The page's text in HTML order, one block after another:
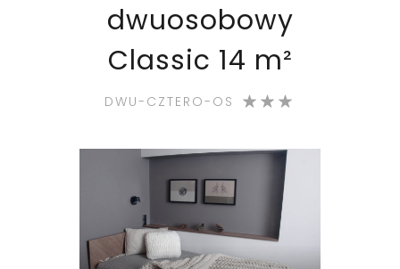
dwuosobowy
Classic 14 m²
DWU-CZTERO-OS